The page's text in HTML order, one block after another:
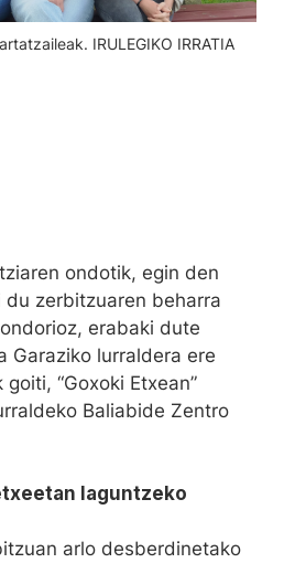
IRULEGIKO IRRATIA
ondotik, egin den
zerbitzuaren beharra
erabaki dute
Garaziko lurraldera ere
“Goxoki Etxean”
Baliabide Zentro
laguntzeko
arlo desberdinetako